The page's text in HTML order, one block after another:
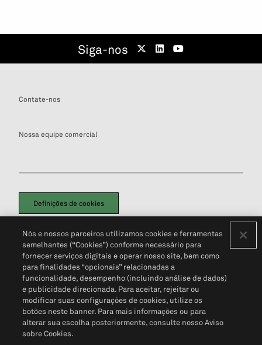
Siga-nos
Contate-nos
Nossa equipe comercial
Definições de cookies
Política de PrivacidadePortal de privacidade do cliente (em inglês)
Não Venda Minhas Informações Pessoais© 2026 S&P Global
Nós e nossos parceiros utilizamos cookies e ferramentas
semelhantes (“Cookies”) conforme necessário para
fornecer serviços digitais e operar nosso site, bem como
para finalidades “opcionais” relacionadas a
funcionalidade, desempenho (incluindo análise de dados)
e publicidade direcionada. Para aceitar, rejeitar ou
modificar suas configurações de cookies, utilize os
botões neste banner. Para mais informações ou para
alterar sua escolha posteriormente, consulte nosso Aviso
sobre Cookies.